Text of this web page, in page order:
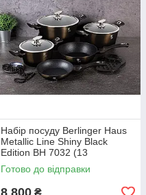
Набір посуду Berlinger Haus
Metallic Line Shiny Black
Edition BH 7032 (13
предметів)
Готово до відправки